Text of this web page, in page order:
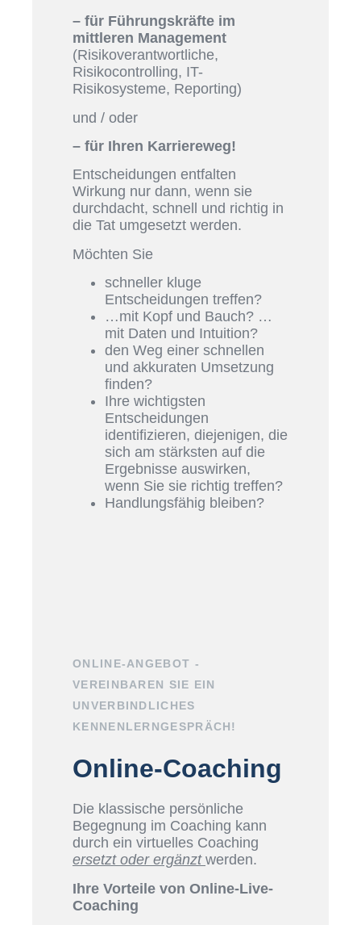
– für Führungskräfte im
mittleren Management
(Risikoverantwortliche,
Risikocontrolling, IT-
Risikosysteme, Reporting)
und / oder
– für Ihren Karriereweg!
Entscheidungen entfalten
Wirkung nur dann, wenn sie
durchdacht, schnell und richtig in
die Tat umgesetzt werden.
Möchten Sie
schneller kluge
Entscheidungen treffen?
…mit Kopf und Bauch? …
mit Daten und Intuition?
den Weg einer schnellen
und akkuraten Umsetzung
finden?
Ihre wichtigsten
Entscheidungen
identifizieren, diejenigen, die
sich am stärksten auf die
Ergebnisse auswirken,
wenn Sie sie richtig treffen?
Handlungsfähig bleiben?
ONLINE-ANGEBOT -
VEREINBAREN SIE EIN
UNVERBINDLICHES
KENNENLERNGESPRÄCH!
Online-Coaching
Die klassische persönliche
Begegnung im Coaching kann
durch ein virtuelles Coaching
ersetzt oder ergänzt werden.
Ihre Vorteile von Online-Live-
Coaching